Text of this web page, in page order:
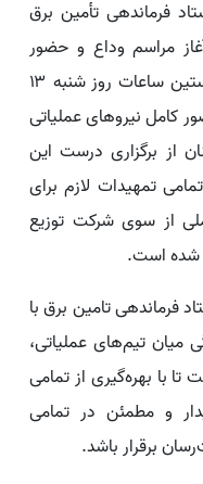
فرماندهی تأمین برق
مراسم وداع و حضور
گسترده مردم در مصلای تهران از نخستین ساعات روز شنبه ۱۳
و حضور کامل نیروهای عملیاتی
از برگزاری درست این
تمهیدات لازم برای
از سوی شرکت توزیع
شده است.
فرماندهی تامین برق با
تیم‌های عملیاتی،
با بهره‌گیری از تمامی
و مطمئن در تمامی
برقرار باشد.